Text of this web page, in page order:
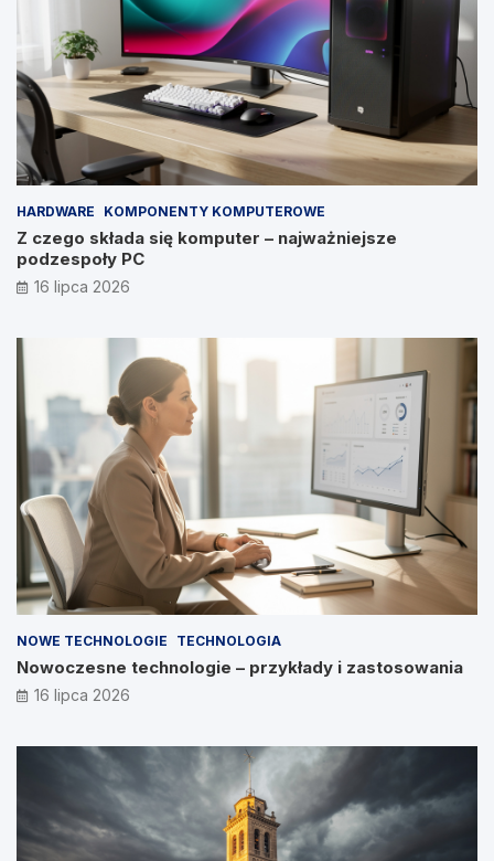
HARDWARE KOMPONENTY KOMPUTEROWE
Z czego składa się komputer – najważniejsze
podzespoły PC
16 lipca 2026
NOWE TECHNOLOGIE TECHNOLOGIA
Nowoczesne technologie – przykłady i zastosowania
16 lipca 2026